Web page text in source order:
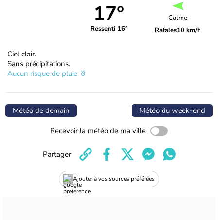
17°
Ressenti 16°
Calme
Rafales10 km/h
Ciel clair.
Sans précipitations.
Aucun risque de pluie
Météo de demain Météo du week-end
Recevoir la météo de ma ville
Ajouter à vos sources préférées
Partager